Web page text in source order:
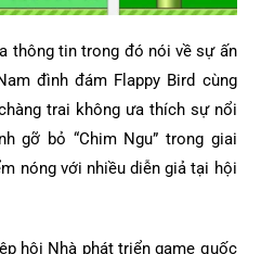
thông tin trong đó nói về sự ấn
đình đám Flappy Bird cùng
trai không ưa thích sự nổi
gỡ bỏ “Chim Ngu” trong giai
nóng với nhiều diễn giả tại hội
hội Nhà phát triển game quốc